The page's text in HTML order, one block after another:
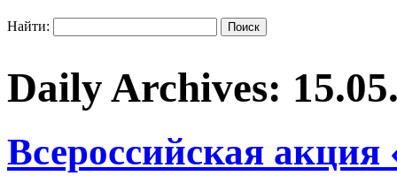
Найти:
Daily Archives:
Всероссийская акция